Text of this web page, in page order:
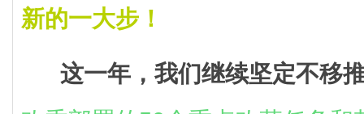
新的一大步！
这一年，我们继续坚定不移